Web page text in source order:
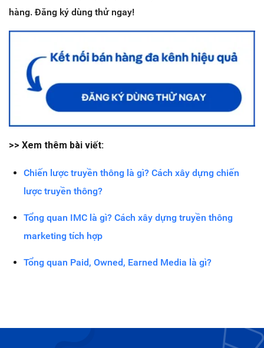
hàng. Đăng ký dùng thử ngay!
>> Xem thêm bài viết:
Chiến lược truyền thông là gì? Cách xây dựng chiến
lược truyền thông?
Tổng quan IMC là gì? Cách xây dựng truyền thông
marketing tích hợp
Tổng quan Paid, Owned, Earned Media là gì?